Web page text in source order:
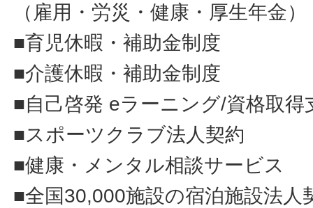
（雇用・労災・健康・厚生年金）
■育児休暇・補助金制度
■介護休暇・補助金制度
■自己啓発 eラーニング/資格取得
■スポーツクラブ法人契約
■健康・メンタル相談サービス
■全国30,000施設の宿泊施設法人